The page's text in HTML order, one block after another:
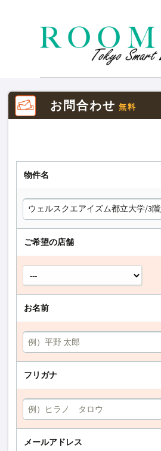
お問合わせ 無料
物件名
ご希望の店舗
お名前
フリガナ
メールアドレス